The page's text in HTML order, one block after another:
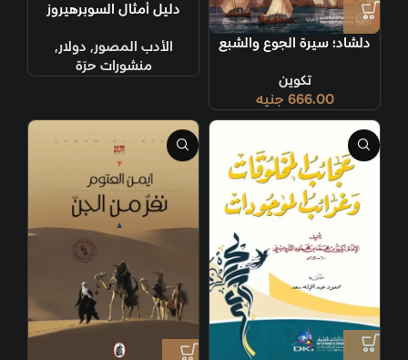
دلشاد؛ سيرة الجوع والشبع
تكوين
666.00 جنيه
دليل أمثال السوبرهيروز
الأدب المصور, دولار,
منشورات حرّة